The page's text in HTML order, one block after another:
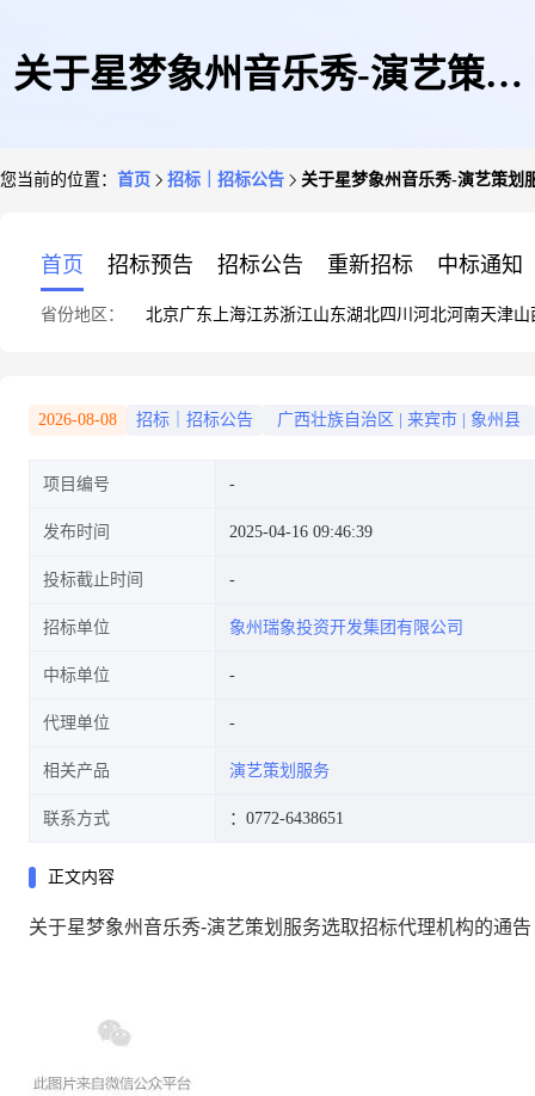
关于星梦象州音乐秀-演艺策划
您当前的位置： 首页 招标｜招标公告 关于星梦象州音乐秀-演艺策划
首页 招标预告 招标公告 重新招标 中标通知
省份地区： 北京广东 上海江苏浙江山东湖北四川 河北河南天津山
2026-08-08 招标｜招标公告 广西壮族自治区 来宾市 象州县
项目编号
发布时间 2025-04-16 09:46:39
投标截止时间
招标单位 象州瑞象投资开发集团有限公司
中标单位
代理单位
相关产品 演艺策划服务
联系方式 ：0772-6438651
正文内容
关于星梦象州音乐秀-演艺策划服务选取招标代理机构的通告